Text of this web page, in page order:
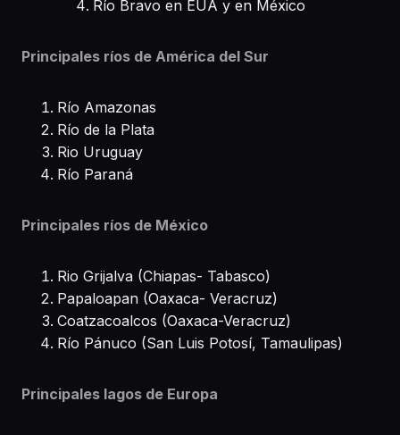
Río Bravo en EUA y en México
Principales ríos de América del Sur
Río Amazonas
Río de la Plata
Rio Uruguay
Río Paraná
Principales ríos de México
Rio Grijalva (Chiapas- Tabasco)
Papaloapan (Oaxaca- Veracruz)
Coatzacoalcos (Oaxaca-Veracruz)
Río Pánuco (San Luis Potosí, Tamaulipas)
Principales lagos de Europa